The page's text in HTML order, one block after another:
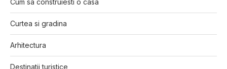
Cum sa construiesti o casa
Curtea si gradina
Arhitectura
Destinatii turistice